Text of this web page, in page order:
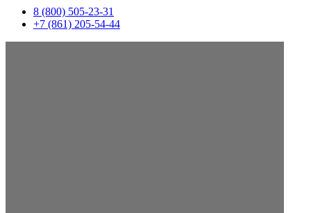
8 (800) 505-23-31
+7 (861) 205-54-44